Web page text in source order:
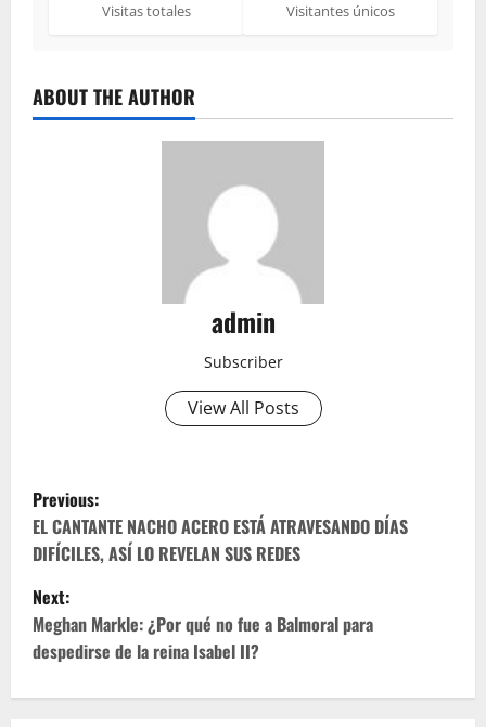
Visitas totales Visitantes únicos
ABOUT THE AUTHOR
admin
Subscriber
View All Posts
P
o
s
t
n
Previous:
EL CANTANTE NACHO ACERO ESTÁ ATRAVESANDO DÍAS
DIFÍCILES, ASÍ LO REVELAN SUS REDES
Next:
Meghan Markle: ¿Por qué no fue a Balmoral para
despedirse de la reina Isabel II?